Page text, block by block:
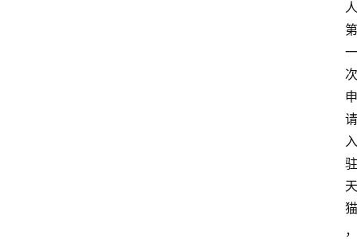
人
第
一
次
申
请
入
驻
天
猫
，